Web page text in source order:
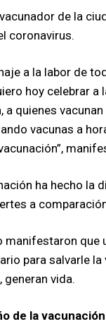
de la
coronavirus.
a la labor de
hoy celebrar a
quienes
vacunas a
ha hecho la
a
para salvarle
vida.
de la